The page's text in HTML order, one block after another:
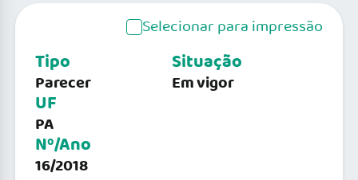
Selecionar para impressão
Tipo
Parecer
UF
PA
Nº/Ano
16/2018
Situação
Em vigor